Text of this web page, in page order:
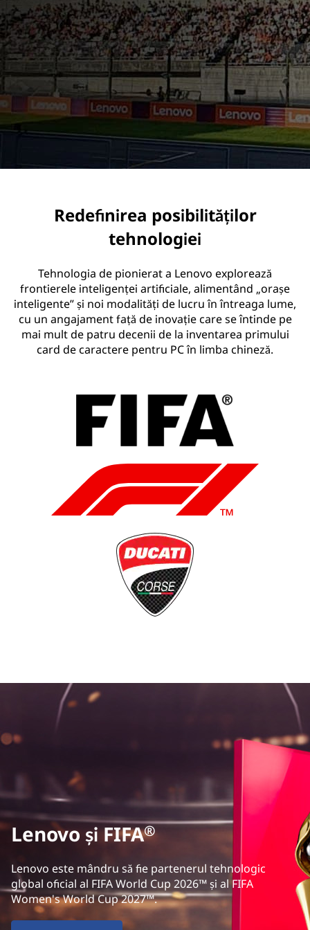
i
Redefinirea posibilităților
tehnologiei
Tehnologia de pionierat a Lenovo explorează
frontierele inteligenței artificiale, alimentând „orașe
inteligente” și noi modalități de lucru în întreaga lume,
cu un angajament față de inovație care se întinde pe
mai mult de patru decenii de la inventarea primului
card de caractere pentru PC în limba chineză.
Lenovo și FIFA®
Lenovo este mândru să fie partenerul tehnologic
global oficial al FIFA World Cup 2026™ și al FIFA
Women's World Cup 2027™.